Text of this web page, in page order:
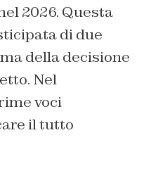
2026. Questa
di due
della decisione
Nel
voci
il tutto